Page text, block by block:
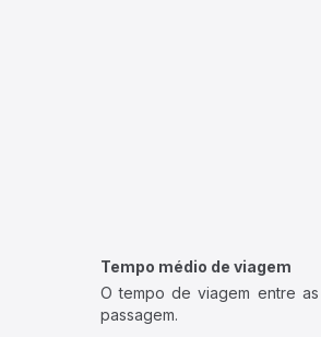
Tempo médio de viagem
O tempo de viagem entre
passagem.